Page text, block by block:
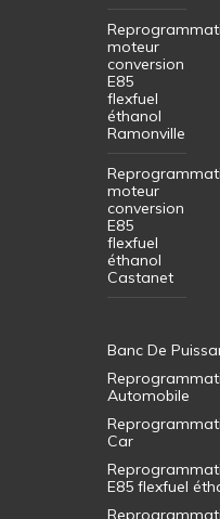
moteur
conversion
E85
flexfuel
éthanol
Ramonville
moteur
conversion
E85
flexfuel
éthanol
Castanet
Banc De
Automobile
Car
E85 flexfuel